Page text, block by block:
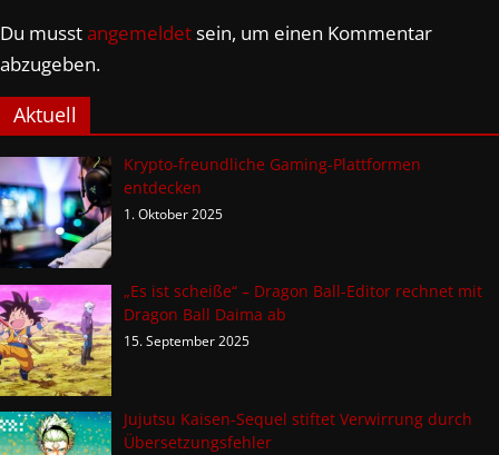
Du musstangemeldetsein, um einen Kommentar
abzugeben.
Aktuell
Krypto-freundliche Gaming-Plattformen
entdecken
1. Oktober 2025
„Es ist scheiße“ – Dragon Ball-Editor rechnet mit
Dragon Ball Daima ab
15. September 2025
Jujutsu Kaisen-Sequel stiftet Verwirrung durch
Übersetzungsfehler